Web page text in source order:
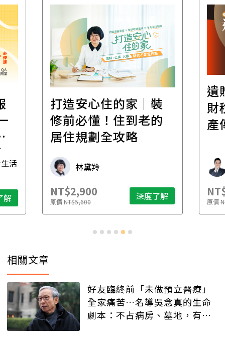
活
解
打造安心住的家｜裝
修前必懂！住到老的
居住規劃全攻略
林黛羚
NT$2,900
原價NT$5,600 深度了解
遺
財
產
原價
相關文章
好友臨終前「未做預立醫療」
全家痛苦…名導吳念真的生命
劇本：不占病房、墓地，有人